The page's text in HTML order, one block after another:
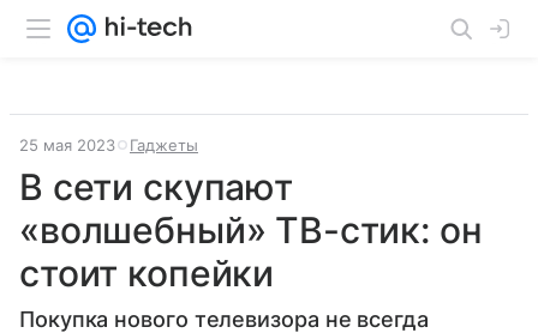
25 мая 2023 Гаджеты
В сети скупают
«волшебный» ТВ-стик: он
стоит копейки
Покупка нового телевизора не всегда